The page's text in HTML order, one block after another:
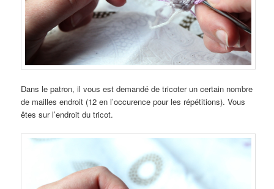
Dans le patron, il vous est demandé de tricoter un certain nombre
de mailles endroit (12 en l’occurence pour les répétitions). Vous
êtes sur l’endroit du tricot.